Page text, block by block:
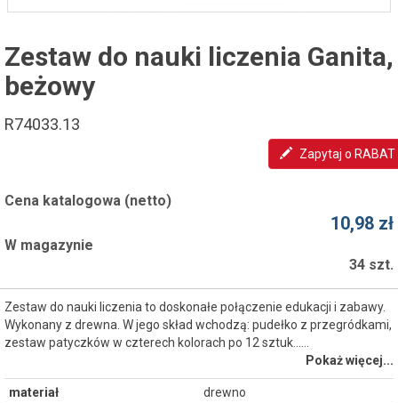
Zestaw do nauki liczenia Ganita,
beżowy
R74033.13
Zapytaj o RABAT
Cena katalogowa (netto)
10,98 zł
W magazynie
34 szt.
Zestaw do nauki liczenia to doskonałe połączenie edukacji i zabawy.
Wykonany z drewna. W jego skład wchodzą: pudełko z przegródkami,
zestaw patyczków w czterech kolorach po 12 sztuk...…
Pokaż więcej...
materiał
drewno